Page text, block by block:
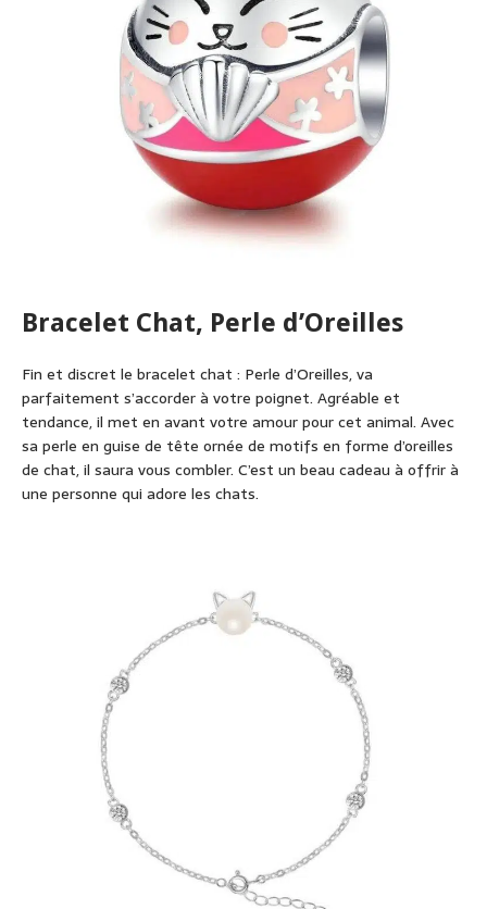
Bracelet Chat, Perle d’Oreilles
Fin et discret le bracelet chat : Perle d’Oreilles, va
parfaitement s’accorder à votre poignet. Agréable et
tendance, il met en avant votre amour pour cet animal. Avec
sa perle en guise de tête ornée de motifs en forme d’oreilles
de chat, il saura vous combler. C’est un beau cadeau à offrir à
une personne qui adore les chats.